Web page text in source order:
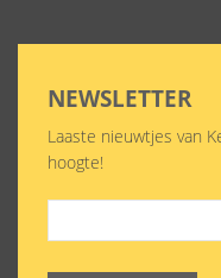
NEWSLETTER
Laaste nieuwtjes van
hoogte!